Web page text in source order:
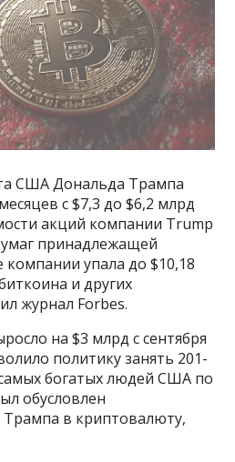
США Дональда Трампа
с $7,3 до $6,2 млрд
акций компании Trump
принадлежащей
компании упала до $10,18
и других
журнал Forbes.
на $3 млрд с сентября
политику занять 201-
богатых людей США по
обусловлен
в криптовалюту,